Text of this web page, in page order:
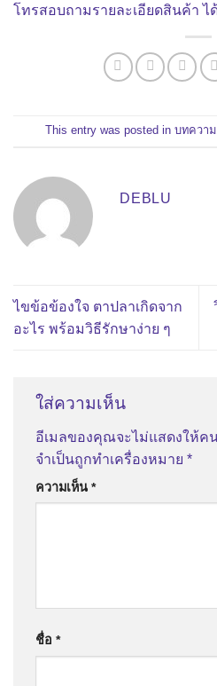
โทรสอบถามรายละเอียดสินค้า ไ
This entry was posted in บทความ
DEBLU
ไขข้อข้องใจ ตาปลาเกิดจาก
อะไร พร้อมวิธีรักษาง่าย ๆ
ใส่ความเห็น
อีเมลของคุณจะไม่แสดงให้ค
จำเป็นถูกทำเครื่องหมาย *
ความเห็น *
ชื่อ *